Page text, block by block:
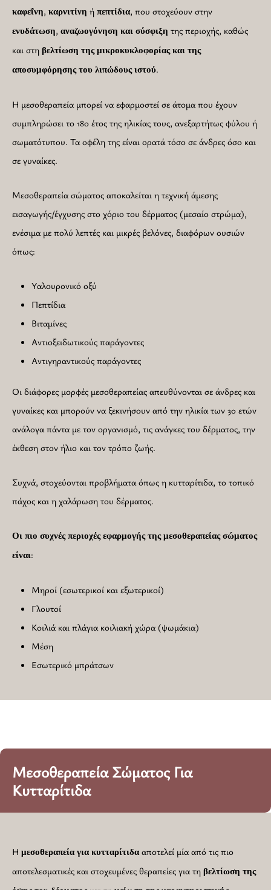
καφεΐνη, καρνιτίνη ή πεπτίδια, που στοχεύουν στην
ενυδάτωση, αναζωογόνηση και σύσφιξη της περιοχής, καθώς
και στη βελτίωση της μικροκυκλοφορίας και της
αποσυμφόρησης του λιπώδους ιστού.
Η μεσοθεραπεία μπορεί να εφαρμοστεί σε άτομα που έχουν
συμπληρώσει το 18ο έτος της ηλικίας τους, ανεξαρτήτως φύλου ή
σωματότυπου. Τα οφέλη της είναι ορατά τόσο σε άνδρες όσο και
σε γυναίκες.
Μεσοθεραπεία σώματος αποκαλείται η τεχνική άμεσης
εισαγωγής/έγχυσης στο χόριο του δέρματος (μεσαίο στρώμα),
ενέσιμα με πολύ λεπτές και μικρές βελόνες, διαφόρων ουσιών
όπως:
Υαλουρονικό οξύ
Πεπτίδια
Βιταμίνες
Αντιοξειδωτικούς παράγοντες
Αντιγηραντικούς παράγοντες
Οι διάφορες μορφές μεσοθεραπείας απευθύνονται σε άνδρες και
γυναίκες και μπορούν να ξεκινήσουν από την ηλικία των 30 ετών
ανάλογα πάντα με τον οργανισμό, τις ανάγκες του δέρματος, την
έκθεση στον ήλιο και τον τρόπο ζωής.
Συχνά, στοχεύονται προβλήματα όπως η κυτταρίτιδα, το τοπικό
πάχος και η χαλάρωση του δέρματος.
Οι πιο συχνές περιοχές εφαρμογής της μεσοθεραπείας σώματος
είναι:
Μηροί (εσωτερικοί και εξωτερικοί)
Γλουτοί
Κοιλιά και πλάγια κοιλιακή χώρα (ψωμάκια)
Μέση
Εσωτερικό μπράτσων
Η μεσοθεραπεία για κυτταρίτιδααποτελεί μία από τις πιο
αποτελεσματικές και στοχευμένες θεραπείες για τη βελτίωση της
Μεσοθεραπεία Σώματος Για
Κυτταρίτιδα